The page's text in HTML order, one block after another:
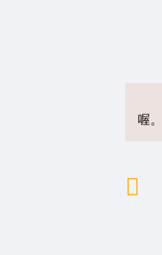
喔。